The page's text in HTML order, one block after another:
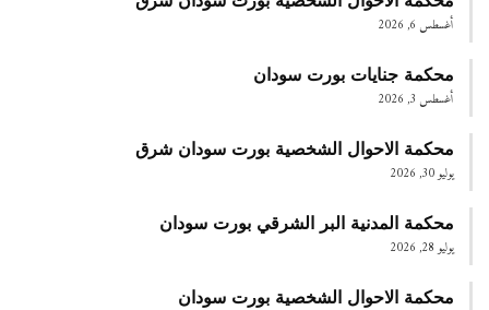
أغسطس 6, 2026
محكمة جنايات بورت سودان
أغسطس 3, 2026
محكمة الاحوال الشخصية بورت سودان شرق
يوليو 30, 2026
محكمة المدنية البر الشرقي بورت سودان
يوليو 28, 2026
محكمة الاحوال الشخصية بورت سودان